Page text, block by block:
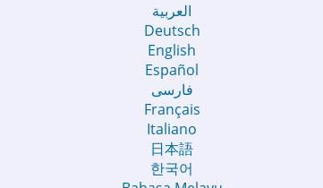
العربية
Deutsch
English
Español
فارسی
Français
Italiano
日本語
한국어